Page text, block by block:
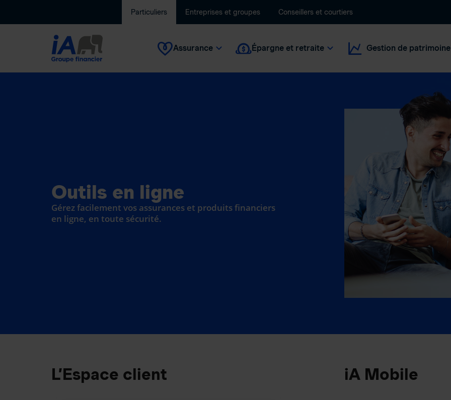
Particuliers Entreprises et groupes Conseillers et courtiers
Assurance Épargne et retraite Gestion de patrimoine
Outils en ligne
Gérez facilement vos assurances et produits financiers
en ligne, en toute sécurité.
L’Espace client iA Mobile